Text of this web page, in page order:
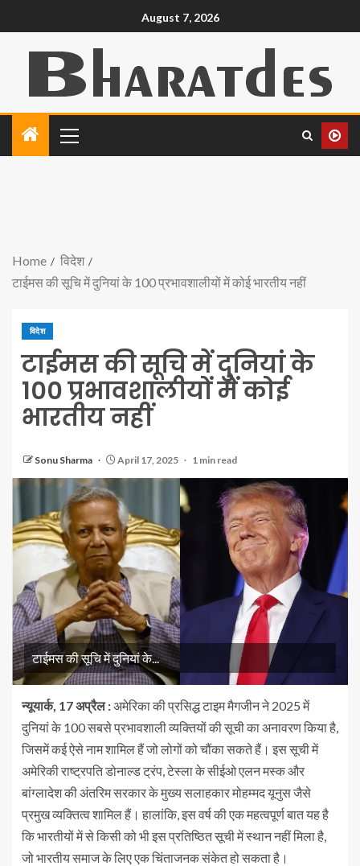
August 7, 2026
Home
विदेश
टाईमस की सूचि में दुनियां के 100 प्रभावशालीयों में कोई भारतीय नहीं
विदेश
टाईमस की सूचि में दुनियां के
100 प्रभावशालीयों में कोई
भारतीय नहीं
Sonu Sharma April 17, 2025 1 min read
टाईमस की सूचि में दुनियां के...
न्यूयार्क, 17 अप्रैल :अमेरिका की प्रसिद्ध टाइम मैगजीन ने 2025 में
दुनियां के 100 सबसे प्रभावशाली व्यक्तियों की सूची का अनावरण किया है,
जिसमें कई ऐसे नाम शामिल हैं जो लोगों को चौंका सकते हैं। इस सूची में
अमेरिकी राष्ट्रपति डोनाल्ड ट्रंप, टेस्ला के सीईओ एलन मस्क और
बांग्लादेश की अंतरिम सरकार के मुख्य सलाहकार मोहम्मद यूनुस जैसे
प्रमुख व्यक्तित्व शामिल हैं। हालांकि, इस वर्ष की एक महत्वपूर्ण बात यह है
कि भारतीयों में से किसी को भी इस प्रतिष्ठित सूची में स्थान नहीं मिला है,
जो भारतीय समाज के लिए एक चिंताजनक संकेत हो सकता है।